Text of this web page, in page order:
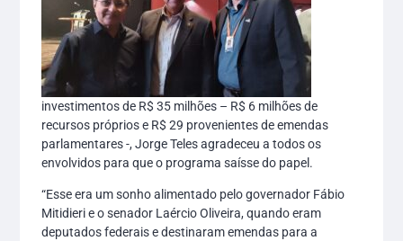
investimentos de R$ 35 milhões – R$ 6 milhões de
recursos próprios e R$ 29 provenientes de emendas
parlamentares -, Jorge Teles agradeceu a todos os
envolvidos para que o programa saísse do papel.
“Esse era um sonho alimentado pelo governador Fábio
Mitidieri e o senador Laércio Oliveira, quando eram
deputados federais e destinaram emendas para a